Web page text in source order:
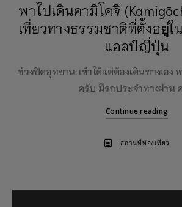
พาไปเดินคามิโคจิ
เที่ยวทางธรรมชาติที่ตั้งอยู่ใ
แอลป์ญี่ปุ่น
ช่วงปิดอุทยาน: เข้าได้แต่ต้องเดินทางเอง
ครับ มีรถประจำทางผ่าน
Continue reading
สถานที่ท่องเที่ยว